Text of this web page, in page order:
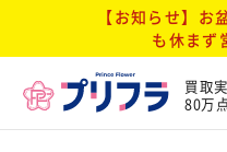
【お知らせ】お
も休まず
買取
80万